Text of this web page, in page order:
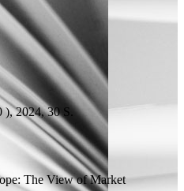
), 2024, 30S.
The View of Market